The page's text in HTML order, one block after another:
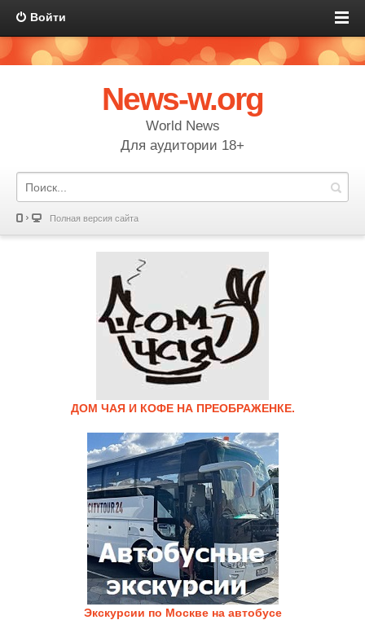
Войти
News-w.org
World News
Для аудитории 18+
Полная версия сайта
ДОМ ЧАЯ И КОФЕ НА ПРЕОБРАЖЕНКЕ.
Экскурсии по Москве на автобусе